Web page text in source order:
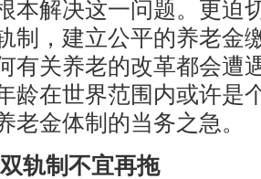
本解决这一问题。更迫
制，建立公平的养老金
有关养老的改革都会遭
龄在世界范围内或许是
老金体制的当务之急。
轨制不宜再拖